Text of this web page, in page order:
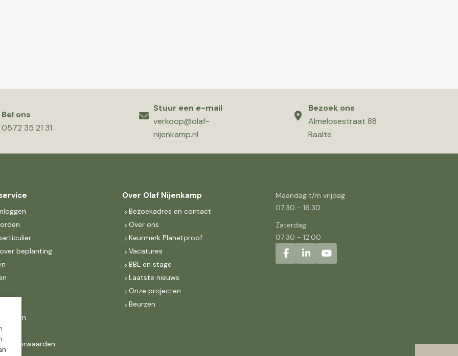
Bel ons
0572 35 21 31
Stuur een e-mail
verkoop@olaf-
nijenkamp.nl
Bezoek ons
Almelosestraat 88
Raalte
beplanting
Groen
voorwaarden
Over Olaf Nijenkamp
Bezoekadres en contact
Over ons
Keurmerk Planetproof
Vacatures
BBL en stage
Laatste nieuws
Onze projecten
Beurzen
Maandag t/m vrijdag
07:30 - 16:30
Zaterdag
07:30 - 12:00